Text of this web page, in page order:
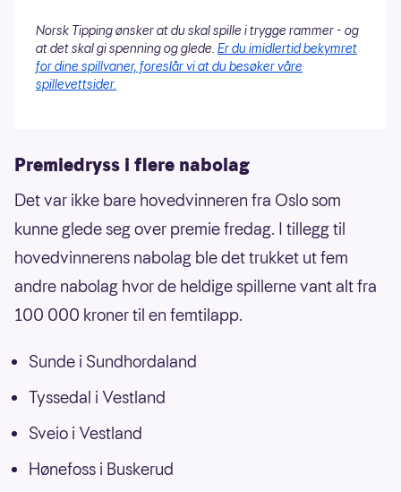
Norsk Tipping ønsker at du skal spille i trygge rammer - og
at det skal gi spenning og glede. Er du imidlertid bekymret
for dine spillvaner, foreslår vi at du besøker våre
spillevettsider.
Premiedryss i flere nabolag
Det var ikke bare hovedvinneren fra Oslo som
kunne glede seg over premie fredag. I tillegg til
hovedvinnerens nabolag ble det trukket ut fem
andre nabolag hvor de heldige spillerne vant alt fra
100 000 kroner til en femtilapp.
Sunde i Sundhordaland
Tyssedal i Vestland
Sveio i Vestland
Hønefoss i Buskerud